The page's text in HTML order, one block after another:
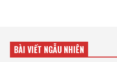
BÀI VIẾT NGẪU NHIÊN